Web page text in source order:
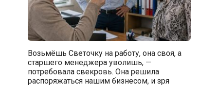
Возьмёшь Светочку на работу, она своя, а
старшего менеджера уволишь, —
потребовала свекровь. Она решила
распоряжаться нашим бизнесом, и зря